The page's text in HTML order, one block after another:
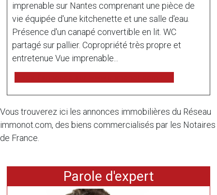
imprenable sur Nantes comprenant une pièce de
vie équipée d'une kitchenette et une salle d'eau.
Présence d'un canapé convertible en lit. WC
partagé sur pallier. Copropriété très propre et
entretenue Vue imprenable...
Vous trouverez ici les annonces immobilières du Réseau
immonot.com, des biens commercialisés par les Notaires
de France.
Parole d'expert